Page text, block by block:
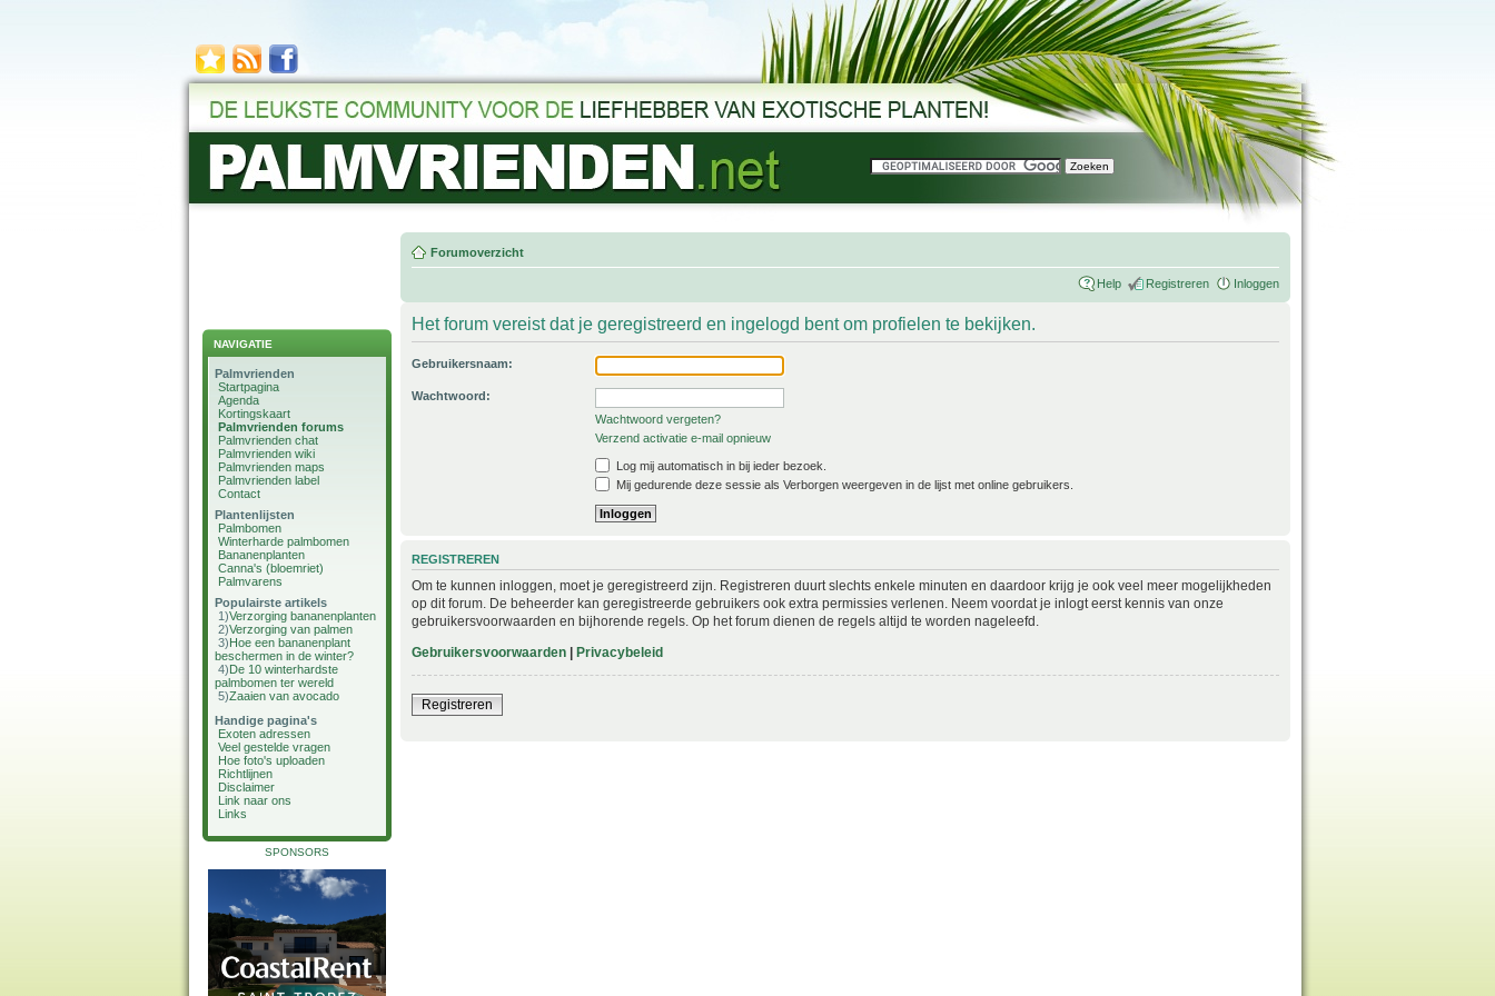
NAVIGATIE
Palmvrienden
Startpagina
Agenda
Kortingskaart
Palmvrienden forums
Palmvrienden chat
Palmvrienden wiki
Palmvrienden maps
Palmvrienden label
Contact
Plantenlijsten
Palmbomen
Winterharde palmbomen
Bananenplanten
Canna's (bloemriet)
Palmvarens
Populairste artikels
1)Verzorging bananenplanten
2)Verzorging van palmen
3)Hoe een bananenplant
beschermen in de winter?
4)De 10 winterhardste
palmbomen ter wereld
5)Zaaien van avocado
Handige pagina's
Exoten adressen
Veel gestelde vragen
Hoe foto's uploaden
Richtlijnen
Disclaimer
Link naar ons
Links
SPONSORS
Forumoverzicht
Help Registreren Inloggen
Het forum vereist dat je geregistreerd en ingelogd bent om profielen te bekijken.
Gebruikersnaam:
Wachtwoord:
Wachtwoord vergeten?
Verzend activatie e-mail opnieuw
Log mij automatisch in bij ieder bezoek.
Mij gedurende deze sessie als Verborgen weergeven in de lijst met online gebruikers.
REGISTREREN
Om te kunnen inloggen, moet je geregistreerd zijn. Registreren duurt slechts enkele minuten en daardoor krijg je ook veel meer mogelijkheden
op dit forum. De beheerder kan geregistreerde gebruikers ook extra permissies verlenen. Neem voordat je inlogt eerst kennis van onze
gebruikersvoorwaarden en bijhorende regels. Op het forum dienen de regels altijd te worden nageleefd.
Gebruikersvoorwaarden | Privacybeleid
Registreren